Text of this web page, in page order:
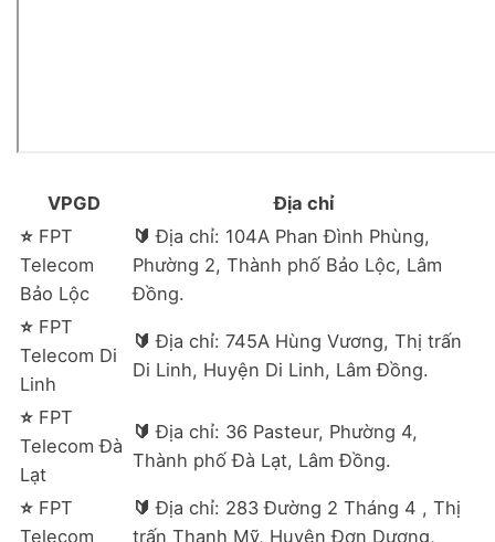
VPGD
Địa chỉ
⭐ FPT
Telecom
Bảo Lộc
🔰️ Địa chỉ: 104A Phan Đình Phùng,
Phường 2, Thành phố Bảo Lộc, Lâm
Đồng.
⭐ FPT
Telecom Di
Linh
🔰️ Địa chỉ: 745A Hùng Vương, Thị trấn
Di Linh, Huyện Di Linh, Lâm Đồng.
⭐ FPT
Telecom Đà
Lạt
🔰️ Địa chỉ: 36 Pasteur, Phường 4,
Thành phố Đà Lạt, Lâm Đồng.
⭐ FPT
Telecom
🔰️ Địa chỉ: 283 Đường 2 Tháng 4 , Thị
trấn Thạnh Mỹ, Huyện Đơn Dương,